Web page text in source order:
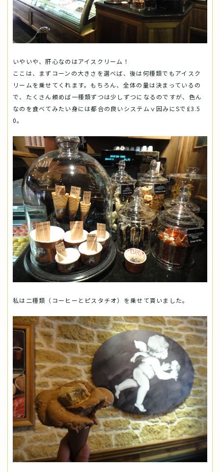
いやいや、肝心なのはアイスクリーム！
ここは、まずコーンの大きさを選べば、後は何種類でもアイスク
リームを乗せてくれます。もちろん、全体の量は決まっているの
で、たくさん頼めば一種類ずつは少しずつになるのですが、色ん
なのを食べてみたい身には都合の良いシステムｖ因みにSで£3.5
0。
私は二種類（コーヒーとピスタチオ）を乗せて貰いました。